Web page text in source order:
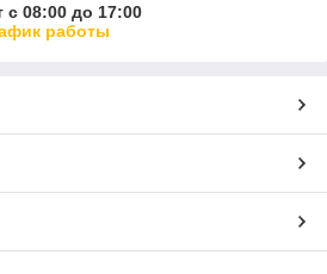
с 08:00 до 17:00
работы